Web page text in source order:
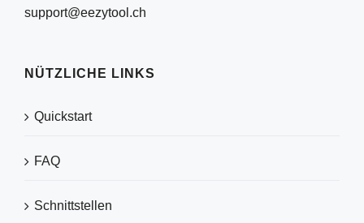
support@eezytool.ch
NÜTZLICHE LINKS
Quickstart
FAQ
Schnittstellen